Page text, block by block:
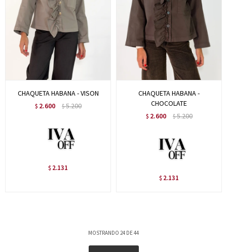
CHAQUETA HABANA - VISON
$ 2.600 $5.200
$ 2.131
CHAQUETA HABANA -
CHOCOLATE
$ 2.600 $5.200
$ 2.131
MOSTRANDO 24 DE44